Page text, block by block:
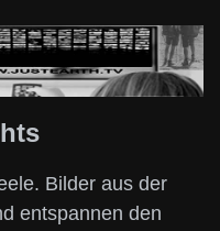
Bilder aus der
entspannen den